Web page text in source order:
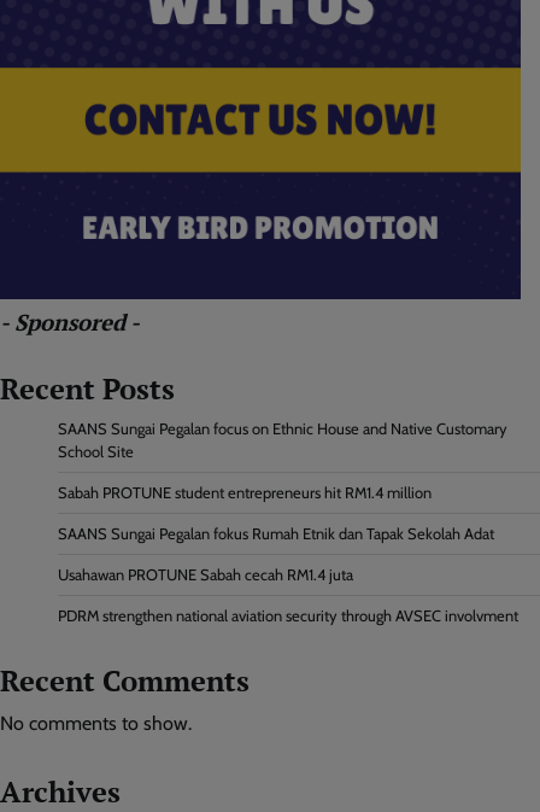
- Sponsored -
Recent Posts
SAANS Sungai Pegalan focus on Ethnic House and Native Customary
School Site
Sabah PROTUNE student entrepreneurs hit RM1.4 million
SAANS Sungai Pegalan fokus Rumah Etnik dan Tapak Sekolah Adat
Usahawan PROTUNE Sabah cecah RM1.4 juta
PDRM strengthen national aviation security through AVSEC involvment
Recent Comments
No comments to show.
Archives